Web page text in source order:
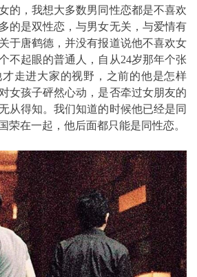
的，我想大多数男同性恋都是不喜欢
的是双性恋，与男女无关，与爱情有
于唐鹤德，并没有报道说他不喜欢女
不起眼的普通人，自从24岁那年个张
走进大家的视野，之前的他是怎样
女孩子砰然心动，是否牵过女朋友的
从得知。我们知道的时候他已经是同
荣在一起，他后面都只能是同性恋。